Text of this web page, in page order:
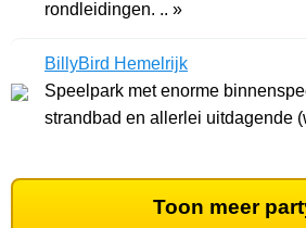
rondleidingen. .. »
BillyBird Hemelrijk
Speelpark met enorme
strandbad en allerlei uitdagende
Toon meer